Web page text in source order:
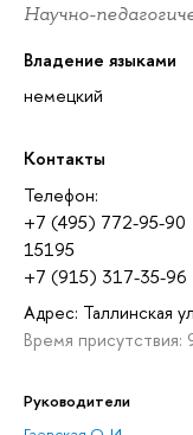
Научно-
Владение языками
немецкий
Контакты
Телефон:
+7 (495) 772-95-90
15195
+7 (915) 317-35-96
Адрес: Таллинская
Время присутствия:
Руководители